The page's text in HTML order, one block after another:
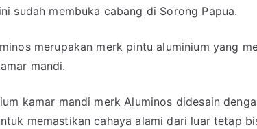
sudah membuka cabang di Sorong Papua.
merupakan merk pintu aluminium yang
mandi.
kamar mandi merk Aluminos didesain
memastikan cahaya alami dari luar tetap